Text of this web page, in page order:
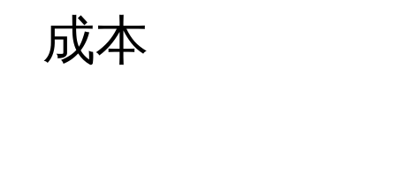
成本